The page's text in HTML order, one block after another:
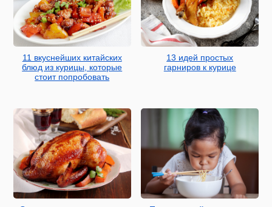
11 вкуснейших китайских
блюд из курицы, которые
стоит попробовать
13 идей простых
гарниров к курице